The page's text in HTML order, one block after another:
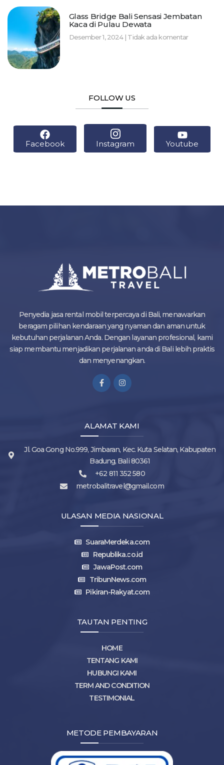
Glass Bridge Bali Sensasi Jembatan
Kaca di Pulau Dewata
Desember 1, 2024 Tidak ada komentar
FOLLOW US
Facebook Instagram Youtube
Penyedia jasa rental mobil terpercaya di Bali, menawarkan
beragam pilihan kendaraan yang nyaman dan aman untuk
kebutuhan perjalanan Anda. Dengan layanan profesional, kami
siap membantu menjadikan perjalanan anda di Bali lebih praktis
dan menyenangkan.
ALAMAT KAMI
Jl. Goa Gong No.999, Jimbaran, Kec. Kuta Selatan, Kabupaten
Badung, Bali 80361
+62 811 352 580
metrobalitravel@gmail.com
ULASAN MEDIA NASIONAL
SuaraMerdeka.com
Republika.co.id
JawaPost.com
TribunNews.com
Pikiran-Rakyat.com
TAUTAN PENTING
HOME
TENTANG KAMI
HUBUNGI KAMI
TERM AND CONDITION
TESTIMONIAL
METODE PEMBAYARAN